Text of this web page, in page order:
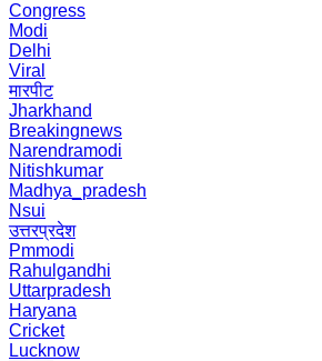
Congress
Modi
Delhi
Viral
मारपीट
Jharkhand
Breakingnews
Narendramodi
Nitishkumar
Madhya_pradesh
Nsui
उत्तरप्रदेश
Pmmodi
Rahulgandhi
Uttarpradesh
Haryana
Cricket
Lucknow